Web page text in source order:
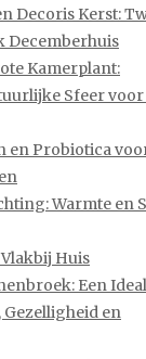
Decoris Kerst:
Decemberhuis
Kamerplant:
Sfeer
en Probiotica
Warmte en
Huis
Een
en